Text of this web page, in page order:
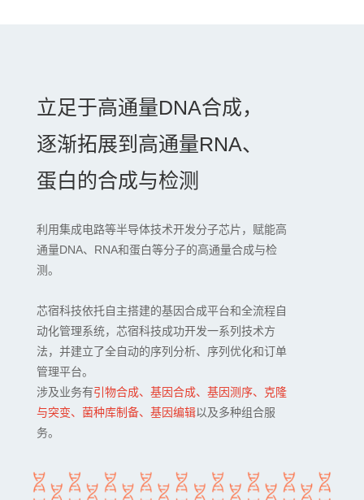
立足于高通量DNA合成，
逐渐拓展到高通量RNA、
蛋白的合成与检测
利用集成电路等半导体技术开发分子芯片，赋能高
通量DNA、RNA和蛋白等分子的高通量合成与检
测。
芯宿科技依托自主搭建的基因合成平台和全流程自
动化管理系统，芯宿科技成功开发一系列技术方
法，并建立了全自动的序列分析、序列优化和订单
管理平台。
涉及业务有引物合成、基因合成、基因测序、克隆
与突变、菌种库制备、基因编辑以及多种组合服
务。